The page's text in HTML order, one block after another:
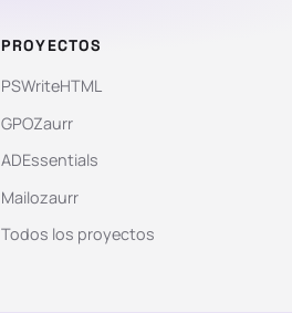
PROYECTOS
PSWriteHTML
GPOZaurr
ADEssentials
Mailozaurr
Todos los proyectos